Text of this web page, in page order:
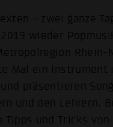
– zwei ganze
wieder
Rhein-
Mal ein Instrument
präsentieren
und den Lehrern.
und Tricks von